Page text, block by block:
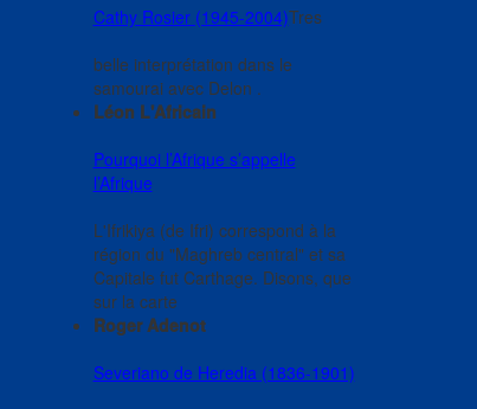
Cathy Rosier (1945-2004)Tres
belle interprétation dans le
samourai avec Delon .
Léon L'Africain
Pourquoi l’Afrique s’appelle
l’Afrique
L'Ifrikiya (de Ifri) correspond à la
région du "Maghreb central" et sa
Capitale fut Carthage. Disons, que
sur la carte
Roger Adenot
Severiano de Heredia (1836-1901)